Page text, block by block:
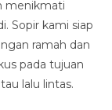
menikmati
Sopir kami siap
ramah dan
pada tujuan
lalu lintas.